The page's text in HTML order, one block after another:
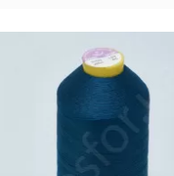
Туреччина
100% CF nylon